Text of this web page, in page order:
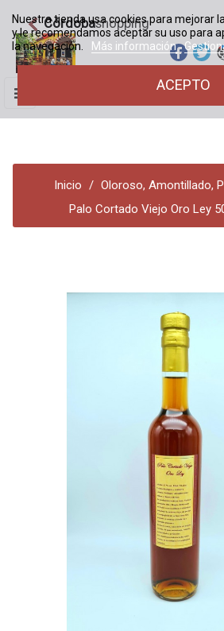
Córdobashopping
Nuestra tienda usa cookies para mejorar
y le recomendamos aceptar su uso para
la navegación.
Más información
ACEPTO
Navegación
de
palanca
☰
Inicio
Oloroso, Amontillado,
Palo Cortado Viejo Oro Ley